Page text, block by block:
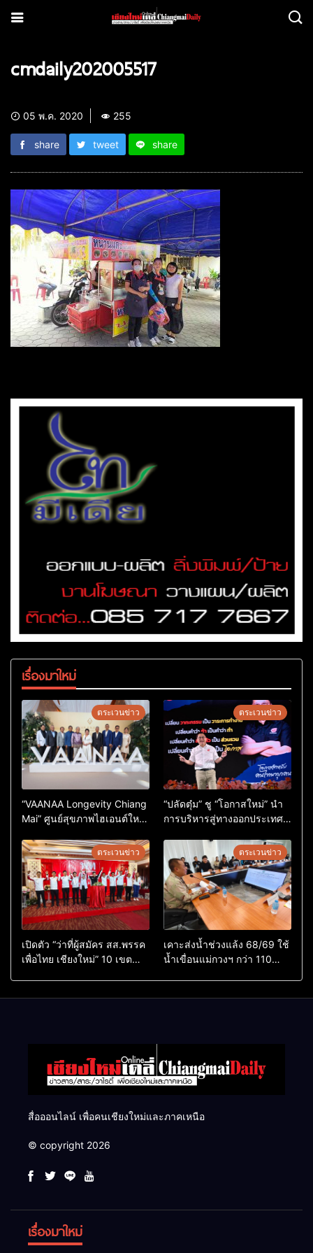
cmdaily202005517
05 พ.ค. 2020 255
share tweet share
เรื่องมาใหม่
ตระเวนข่าว
“VAANAA Longevity Chiang
Mai” ศูนย์สุขภาพไฮเอนต์ใหญ่
ตระเวนข่าว
“ปลัดตุ๋ม” ชู “โอกาสใหม่” นำ
การบริหารสู่ทางออกประเทศ
ตระเวนข่าว
เปิดตัว “ว่าที่ผู้สมัคร สส.พรรค
เพื่อไทย เชียงใหม่” 10 เขต
ตระเวนข่าว
เคาะส่งน้ำช่วงแล้ง 68/69 ใช้
น้ำเขื่อนแม่กวงฯ กว่า 110
สื่อออนไลน์ เพื่อคนเชียงใหม่และภาคเหนือ
© copyright 2026
เรื่องมาใหม่